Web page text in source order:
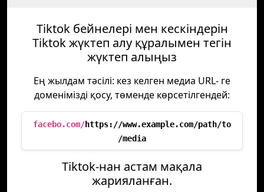
Tiktok бейнелері мен кескіндерін
Tiktok жүктеп алу құралымен тегін
жүктеп алыңыз
Ең жылдам тәсілі: кез келген медиа URL- ге
доменімізді қосу, төменде көрсетілгендей:
facebo.com/https://www.example.com/path/to
/media
Tiktok-нан астам мақала
жарияланған.